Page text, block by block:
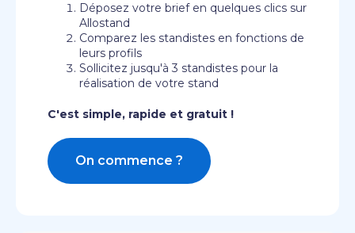
Déposez votre brief en quelques clics sur
Allostand
Comparez les standistes en fonctions de
leurs profils
Sollicitez jusqu'à 3 standistes pour la
réalisation de votre stand
C'est simple, rapide et gratuit !
On commence ?